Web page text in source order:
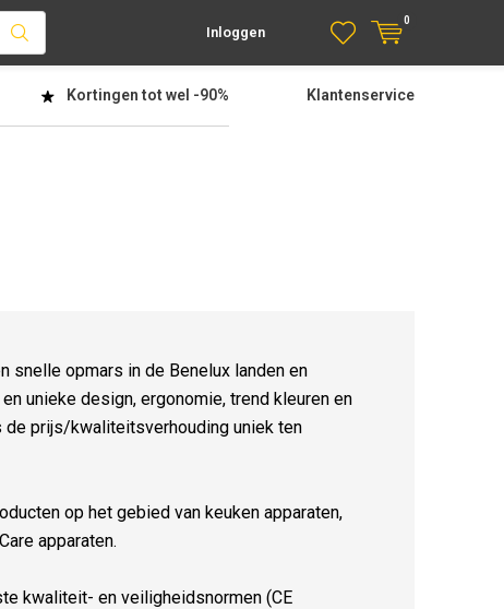
Inloggen
0
Kortingen tot wel -90% Klantenservice
snelle opmars in de Benelux landen en
unieke design, ergonomie, trend kleuren en
prijs/kwaliteitsverhouding uniek ten
op het gebied van keuken apparaten,
apparaten.
kwaliteit- en veiligheidsnormen (CE